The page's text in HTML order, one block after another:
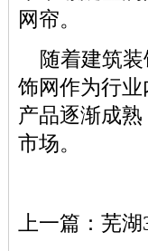
网帘。
随着建筑装
饰网作为行
产品逐渐成
市场。
上一篇： 芜湖